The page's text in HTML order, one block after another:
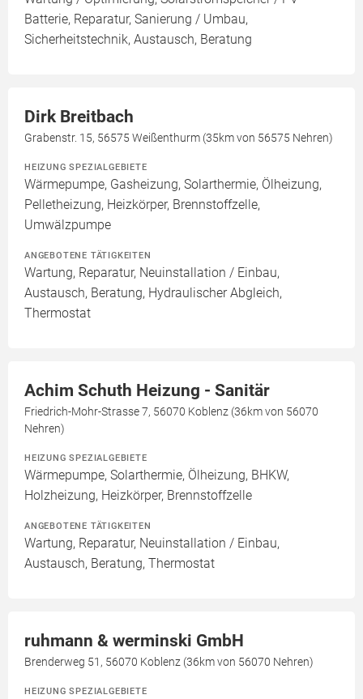
Batterie, Reparatur, Sanierung / Umbau,
Sicherheitstechnik, Austausch, Beratung
Dirk Breitbach
Grabenstr. 15, 56575 Weißenthurm (35km von 56575 Nehren)
HEIZUNG SPEZIALGEBIETE
Wärmepumpe, Gasheizung, Solarthermie, Ölheizung,
Pelletheizung, Heizkörper, Brennstoffzelle,
Umwälzpumpe
ANGEBOTENE TÄTIGKEITEN
Wartung, Reparatur, Neuinstallation / Einbau,
Austausch, Beratung, Hydraulischer Abgleich,
Thermostat
Achim Schuth Heizung - Sanitär
Friedrich-Mohr-Strasse 7, 56070 Koblenz (36km von 56070
Nehren)
HEIZUNG SPEZIALGEBIETE
Wärmepumpe, Solarthermie, Ölheizung, BHKW,
Holzheizung, Heizkörper, Brennstoffzelle
ANGEBOTENE TÄTIGKEITEN
Wartung, Reparatur, Neuinstallation / Einbau,
Austausch, Beratung, Thermostat
ruhmann & werminski GmbH
Brenderweg 51, 56070 Koblenz (36km von 56070 Nehren)
HEIZUNG SPEZIALGEBIETE